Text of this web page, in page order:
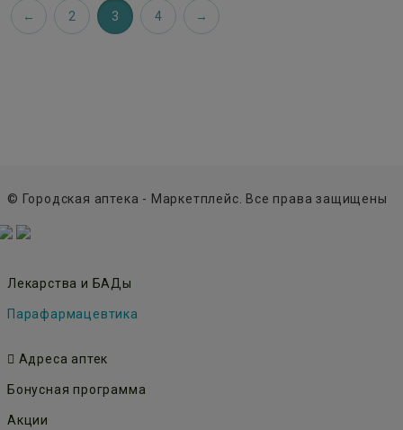
2 3 4
© Городская аптека - Маркетплейс. Все права защищены
Лекарства и БАДы
Парафармацевтика
Адреса аптек
Бонусная программа
Акции